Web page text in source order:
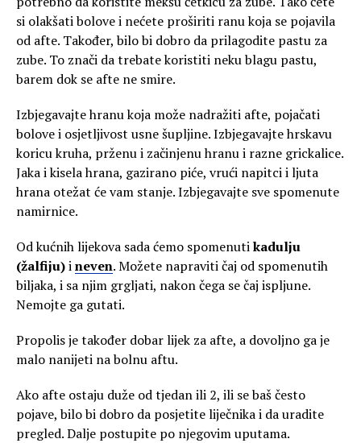
si olakšati bolove i nećete proširiti ranu koja se pojavila
od afte. Također, bilo bi dobro da prilagodite pastu za
zube. To znači da trebate koristiti neku blagu pastu,
barem dok se afte ne smire.
Izbjegavajte hranu koja može nadražiti afte, pojačati
bolove i osjetljivost usne šupljine. Izbjegavajte hrskavu
koricu kruha, prženu i začinjenu hranu i razne grickalice.
Jaka i kisela hrana, gazirano piće, vrući napitci i ljuta
hrana otežat će vam stanje. Izbjegavajte sve spomenute
namirnice.
Od kućnih lijekova sada ćemo spomenutikadulju
(žalfiju)ineven. Možete napraviti čaj od spomenutih
biljaka, i sa njim grgljati, nakon čega se čaj ispljune.
Nemojte ga gutati.
Propolis je također dobar lijek za afte, a dovoljno ga je
malo nanijeti na bolnu aftu.
Ako afte ostaju duže od tjedan ili 2, ili se baš često
pojave, bilo bi dobro da posjetite liječnika i da uradite
pregled. Dalje postupite po njegovim uputama.